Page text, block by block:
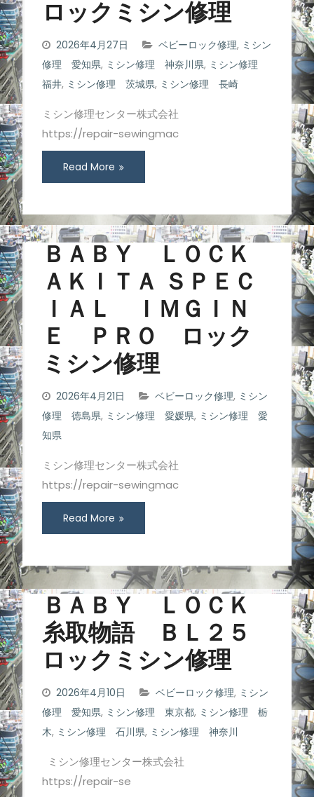
ロックミシン修理
2026年4月27日 ベビーロック修理, ミシン
修理 愛知県, ミシン修理 神奈川県, ミシン修理
福井, ミシン修理 茨城県, ミシン修理 長崎
ミシン修理センター株式会社
https://repair-sewingmac
Read More
ＢＡＢＹ ＬＯＣＫ
ＡＫＩＴＡ ＳＰＥＣ
ＩＡＬ ＩＭＧＩＮ
Ｅ ＰＲＯ ロック
ミシン修理
2026年4月21日 ベビーロック修理, ミシン
修理 徳島県, ミシン修理 愛媛県, ミシン修理 愛
知県
ミシン修理センター株式会社
https://repair-sewingmac
Read More
ＢＡＢＹ ＬＯＣＫ
糸取物語 ＢＬ２５
ロックミシン修理
2026年4月10日 ベビーロック修理, ミシン
修理 愛知県, ミシン修理 東京都, ミシン修理 栃
木, ミシン修理 石川県, ミシン修理 神奈川
ミシン修理センター株式会社
https://repair-se